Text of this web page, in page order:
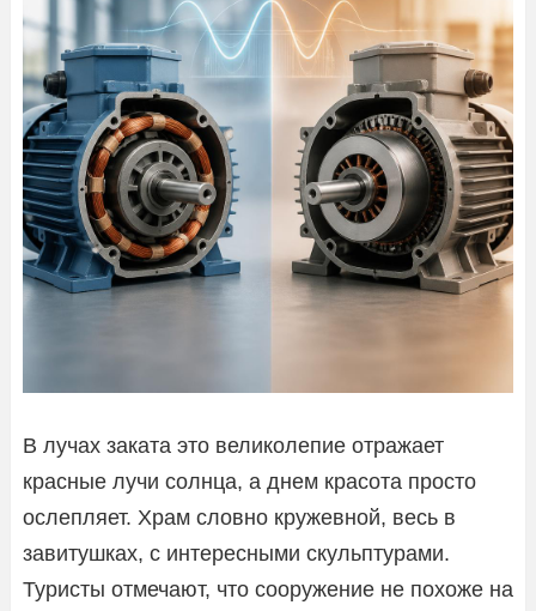
В лучах заката это великолепие отражает
красные лучи солнца, а днем красота просто
ослепляет. Храм словно кружевной, весь в
завитушках, с интересными скульптурами.
Туристы отмечают, что сооружение не похоже на